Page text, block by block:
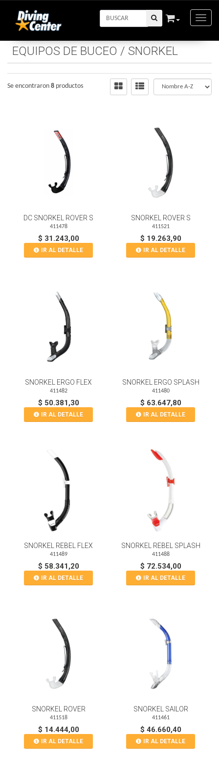
EQUIPOS DE BUCEO / SNORKEL
Se encontraron 8 productos
DC SNORKEL ROVER S
411478
$ 31.243,00
IR AL DETALLE
SNORKEL ROVER S
411521
$ 19.263,90
IR AL DETALLE
SNORKEL ERGO FLEX
411482
$ 50.381,30
IR AL DETALLE
SNORKEL ERGO SPLASH
411480
$ 63.647,80
IR AL DETALLE
SNORKEL REBEL FLEX
411489
$ 58.341,20
IR AL DETALLE
SNORKEL REBEL SPLASH
411488
$ 72.534,00
IR AL DETALLE
SNORKEL ROVER
411518
$ 14.444,00
IR AL DETALLE
SNORKEL SAILOR
411461
$ 46.660,40
IR AL DETALLE